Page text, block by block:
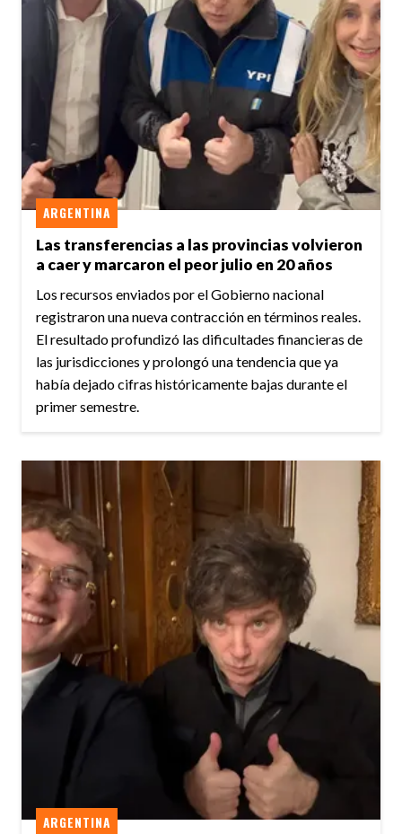
Las transferencias a las provincias volvieron
a caer y marcaron el peor julio en 20 años
ARGENTINA
Los recursos enviados por el Gobierno nacional
registraron una nueva contracción en términos reales.
El resultado profundizó las dificultades financieras de
las jurisdicciones y prolongó una tendencia que ya
había dejado cifras históricamente bajas durante el
primer semestre.
ARGENTINA